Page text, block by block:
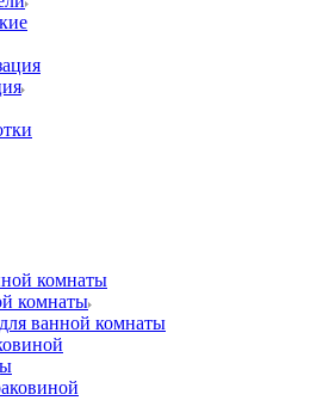
комнаты
ванной комнаты